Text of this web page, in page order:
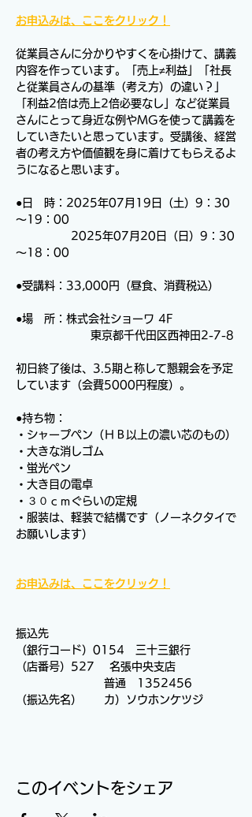
お申込みは、ここをクリック！
従業員さんに分かりやすくを心掛けて、講義
内容を作っています。「売上≠利益」「社長
と従業員さんの基準（考え方）の違い？」
「利益2倍は売上2倍必要なし」など従業員
さんにとって身近な例やMGを使って講義を
していきたいと思っています。受講後、経営
者の考え方や価値観を身に着けてもらえるよ
うになると思います。
●日　時：2025年07月19日（土）9：30
～19：00
2025年07月20日（日）9：30
～18：00
●受講料：33,000円（昼食、消費税込）
●場　所：株式会社ショーワ 4F
東京都千代田区西神田2-7-8
初日終了後は、3.5期と称して懇親会を予定
しています（会費5000円程度）。
●持ち物：
・シャープペン（ＨＢ以上の濃い芯のもの）
・大きな消しゴム
・蛍光ペン
・大き目の電卓
・３０ｃｍぐらいの定規
・服装は、軽装で結構です（ノーネクタイで
お願いします）
お申込みは、ここをクリック！
振込先
（銀行コード）0154　三十三銀行
（店番号）527　 名張中央支店
普通　1352456
（振込先名）　　カ）ソウホンケツジ
このイベントをシェア